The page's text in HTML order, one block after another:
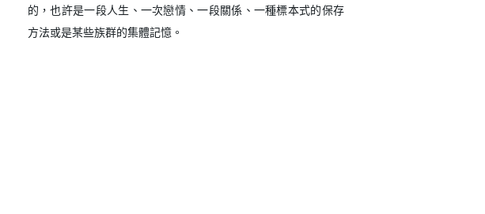
的，也許是一段人生、一次戀情、一段關係、一種標本式的保存
方法或是某些族群的集體記憶。